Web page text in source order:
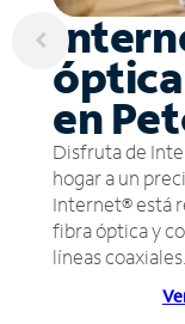
en
Disfruta de
hogar a un
Internet® está
fibra óptica y
líneas coaxiales.